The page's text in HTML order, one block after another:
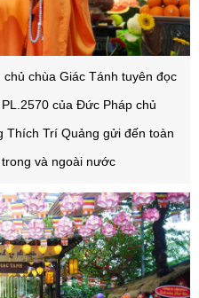
chùa Giác Tánh tuyên đọc
của Đức Pháp chủ
Thích Trí Quảng gửi đến toàn
và ngoài nước